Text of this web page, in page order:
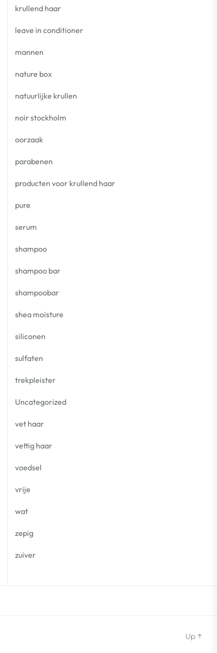
krullend haar
leave in conditioner
mannen
nature box
natuurlijke krullen
noir stockholm
oorzaak
parabenen
producten voor krullend haar
pure
serum
shampoo
shampoo bar
shampoobar
shea moisture
siliconen
sulfaten
trekpleister
Uncategorized
vet haar
vettig haar
voedsel
vrije
wat
zepig
zuiver
Up ↑